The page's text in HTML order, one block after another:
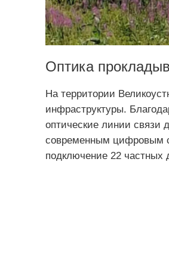
Оптика
На территории
инфраструктуры.
оптические линии связи
современным цифровым
подключение 22 частных